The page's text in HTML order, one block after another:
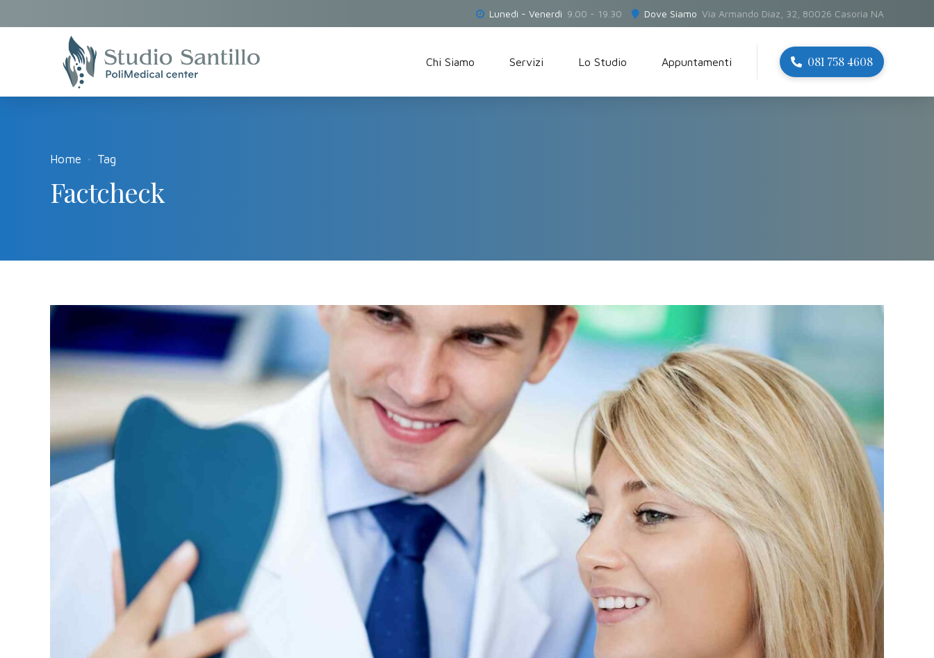
Lunedì - Venerdì 9.00 - 19.30 Dove Siamo Via Armando Diaz, 32, 80026 Casoria NA
081 758 4608
Chi Siamo Servizi Lo Studio Appuntamenti
Home Tag
Factcheck